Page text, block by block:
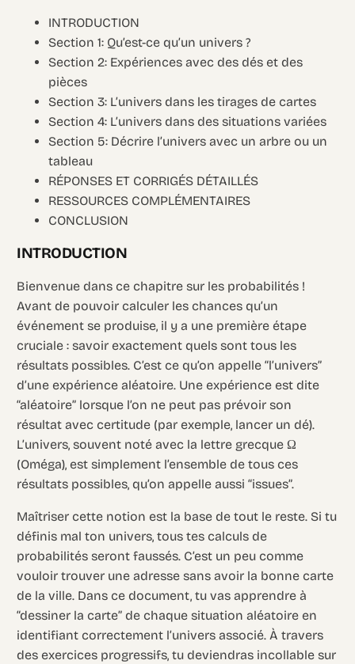
INTRODUCTION
Section 1: Qu’est-ce qu’un univers ?
Section 2: Expériences avec des dés et des
pièces
Section 3: L’univers dans les tirages de cartes
Section 4: L’univers dans des situations variées
Section 5: Décrire l’univers avec un arbre ou un
tableau
RÉPONSES ET CORRIGÉS DÉTAILLÉS
RESSOURCES COMPLÉMENTAIRES
CONCLUSION
INTRODUCTION
Bienvenue dans ce chapitre sur les probabilités !
Avant de pouvoir calculer les chances qu’un
événement se produise, il y a une première étape
cruciale : savoir exactement quels sont tous les
résultats possibles. C’est ce qu’on appelle “l’univers”
d’une expérience aléatoire. Une expérience est dite
“aléatoire” lorsque l’on ne peut pas prévoir son
résultat avec certitude (par exemple, lancer un dé).
L’univers, souvent noté avec la lettre grecque Ω
(Oméga), est simplement l’ensemble de tous ces
résultats possibles, qu’on appelle aussi “issues”.
Maîtriser cette notion est la base de tout le reste. Si tu
définis mal ton univers, tous tes calculs de
probabilités seront faussés. C’est un peu comme
vouloir trouver une adresse sans avoir la bonne carte
de la ville. Dans ce document, tu vas apprendre à
“dessiner la carte” de chaque situation aléatoire en
identifiant correctement l’univers associé. À travers
des exercices progressifs, tu deviendras incollable sur